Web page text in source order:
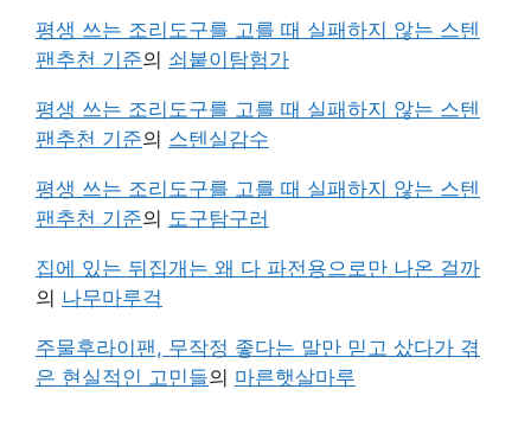
평생 쓰는 조리도구를 고를 때 실패하지 않는 스텐
팬추천 기준의 쇠붙이탐험가
평생 쓰는 조리도구를 고를 때 실패하지 않는 스텐
팬추천 기준의 스텐실감수
평생 쓰는 조리도구를 고를 때 실패하지 않는 스텐
팬추천 기준의 도구탐구러
집에 있는 뒤집개는 왜 다 파전용으로만 나온 걸까
의 나무마루걱
주물후라이팬, 무작정 좋다는 말만 믿고 샀다가 겪
은 현실적인 고민들의 마른햇살마루